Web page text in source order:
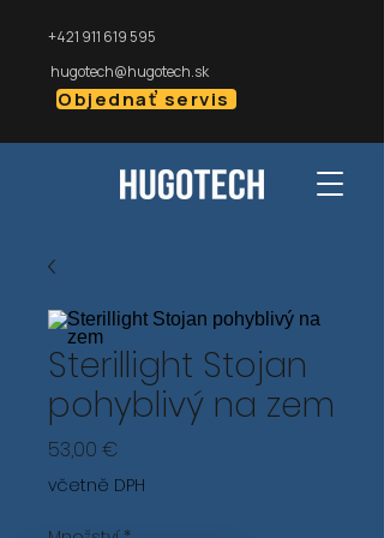
+421 911 619 595
hugotech@hugotech.sk
Objednať servis
Sterillight Stojan
pohyblivý na zem
53,00 €
včetně DPH